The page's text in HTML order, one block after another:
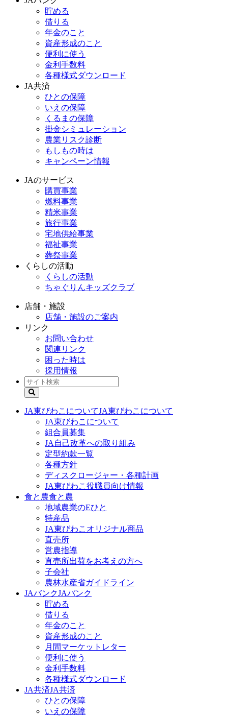
貯める
借りる
年金のこと
資産形成のこと
便利に使う
金利手数料
各種様式ダウンロード
JA共済
ひとの保障
いえの保障
くるまの保障
掛金シミュレーション
農業リスク診断
もしもの時は
キャンペーン情報
JAのサービス
購買事業
燃料事業
精米事業
旅行事業
宅地供給事業
福祉事業
葬祭事業
くらしの活動
くらしの活動
ちゃぐりんキッズクラブ
店舗・施設
店舗・施設のご案内
リンク
お問い合わせ
関連リンク
困った時は
採用情報
JA東びわこについてJA東びわこについて
JA東びわこについて
組合員募集
JA自己改革への取り組み
定型約款一覧
各種方針
ディスクロージャー・各種計画
JA東びわこ役職員向け情報
食と農食と農
地域農業のEひと
特産品
JA東びわこオリジナル商品
直売所
営農指導
直売所出荷をお考えの方へ
子会社
農林水産省ガイドライン
JAバンクJAバンク
貯める
借りる
年金のこと
資産形成のこと
月間マーケットレター
便利に使う
金利手数料
各種様式ダウンロード
JA共済JA共済
ひとの保障
いえの保障